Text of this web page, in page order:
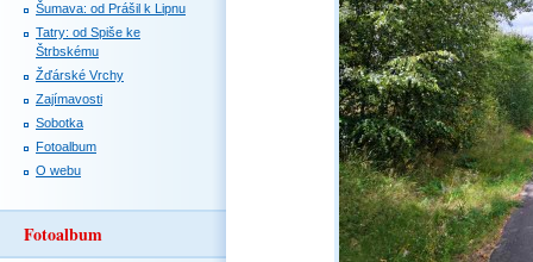
Šumava: od Prášil k Lipnu
Tatry: od Spiše ke
Štrbskému
Žďárské Vrchy
Zajímavosti
Sobotka
Fotoalbum
O webu
Fotoalbum